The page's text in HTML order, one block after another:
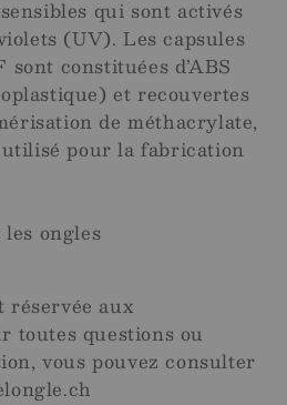
qui sont activés
(UV). Les capsules
constituées d’ABS
et recouvertes
de méthacrylate,
pour la fabrication
ongles
réservée aux
toutes questions ou
vous pouvez consulter